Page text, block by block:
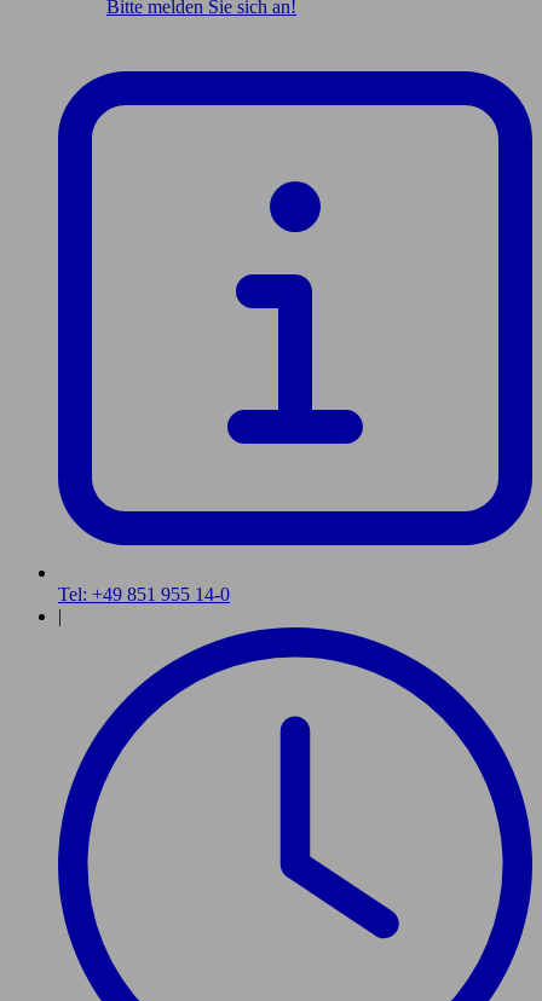
Bitte melden Sie sich an!
Tel: +49 851 955 14-0
|